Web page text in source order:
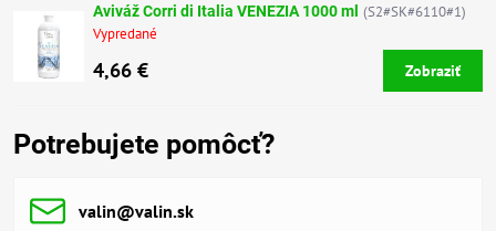
Aviváž Corri di Italia VENEZIA 1000 ml (S2#SK#6110#1)
Vypredané
4,66 € Zobraziť
Potrebujete pomôcť?
valin​@valin​.sk